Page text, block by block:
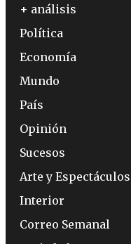
+ análisis
Política
Economía
Mundo
País
Opinión
Sucesos
Arte y Espectáculos
Interior
Correo Semanal